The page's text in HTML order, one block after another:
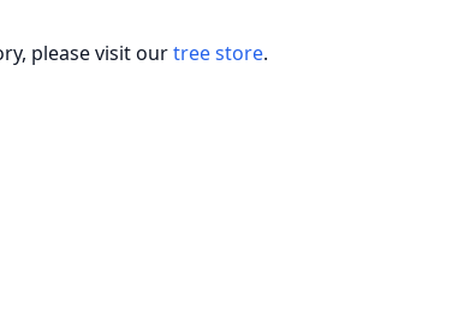
please visit ourtree store.